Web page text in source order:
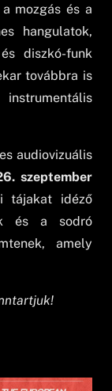
mozgás és a
hangulatok,
diszkó-funk
továbbra is
audiovizuális
szeptember
tájakat idéző
és a sodró
amely